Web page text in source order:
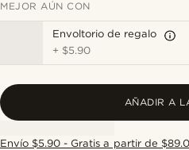
MEJOR AÚN CON
Envoltorio de regalo
+ $5.90
AÑADIR A
Envío $5.90 - Gratis a partir de